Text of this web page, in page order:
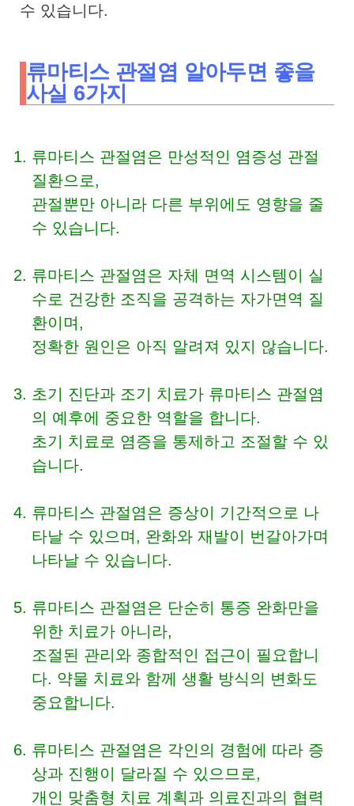
수 있습니다.
류마티스 관절염 알아두면 좋을
사실 6가지
류마티스 관절염은 만성적인 염증성 관절
질환으로,
관절뿐만 아니라 다른 부위에도 영향을 줄
수 있습니다.
류마티스 관절염은 자체 면역 시스템이 실
수로 건강한 조직을 공격하는 자가면역 질
환이며,
정확한 원인은 아직 알려져 있지 않습니다.
초기 진단과 조기 치료가 류마티스 관절염
의 예후에 중요한 역할을 합니다.
초기 치료로 염증을 통제하고 조절할 수 있
습니다.
류마티스 관절염은 증상이 기간적으로 나
타날 수 있으며, 완화와 재발이 번갈아가며
나타날 수 있습니다.
류마티스 관절염은 단순히 통증 완화만을
위한 치료가 아니라,
조절된 관리와 종합적인 접근이 필요합니
다. 약물 치료와 함께 생활 방식의 변화도
중요합니다.
류마티스 관절염은 각인의 경험에 따라 증
상과 진행이 달라질 수 있으므로,
개인 맞춤형 치료 계획과 의료진과의 협력